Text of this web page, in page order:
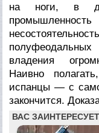
на ноги, в
владения
Наивно
испанцы — с
закончится.